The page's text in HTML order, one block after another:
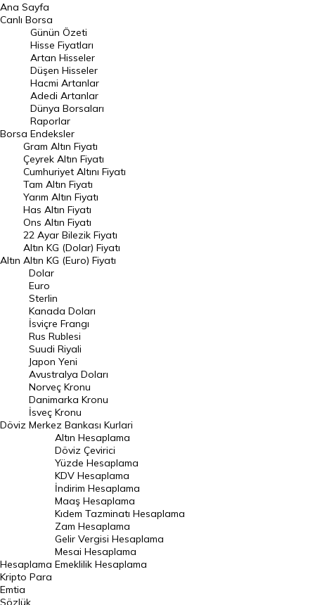
BIST 100 Hisseleri
En Çok Artan Hisseler
En Çok Düşen Hisseler
Hacmi Artanlar
Geçmiş Kapanışlar
Dünya Borsaları
Raporlar
Endeksler
DÖVİZ
Döviz Kuru
Dolar Kuru
Euro Kuru
Pound Kuru
Frank Kuru
Riyal Kuru
Avustralya Doları
Danimarka Kronu Kuru
Kanada Doları Kuru
Norveç Kronu Kuru
İsveç Kronu Kuru
Japon Yeni Kuru
Serbest Piyasa Döviz Kurları
Merkez Bankası Döviz Kurları
Altın Fiyatları
Gram Altın Fiyatı
Ana Sayfa
Canlı Borsa
Borsa
Günün Özeti
Hisse Fiyatları
Artan Hisseler
Düşen Hisseler
Hacmi Artanlar
Adedi Artanlar
Dünya Borsaları
Raporlar
Endeksler
Altın
Gram Altın Fiyatı
Çeyrek Altın Fiyatı
Cumhuriyet Altını Fiyatı
Tam Altın Fiyatı
Yarım Altın Fiyatı
Has Altın Fiyatı
Ons Altın Fiyatı
22 Ayar Bilezik Fiyatı
Altın KG (Dolar) Fiyatı
Altın KG (Euro) Fiyatı
Döviz
Dolar
Euro
Sterlin
Kanada Doları
İsviçre Frangı
Rus Rublesi
Suudi Riyali
Japon Yeni
Avustralya Doları
Norveç Kronu
Danimarka Kronu
İsveç Kronu
Merkez Bankası Kurlari
Hesaplama
Altın Hesaplama
Döviz Çevirici
Yüzde Hesaplama
KDV Hesaplama
İndirim Hesaplama
Maaş Hesaplama
Kıdem Tazminatı Hesaplama
Zam Hesaplama
Gelir Vergisi Hesaplama
Mesai Hesaplama
Emeklilik Hesaplama
Kripto Para
Emtia
Sözlük